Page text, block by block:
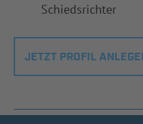
Schiedsrichter
JETZT PROFIL